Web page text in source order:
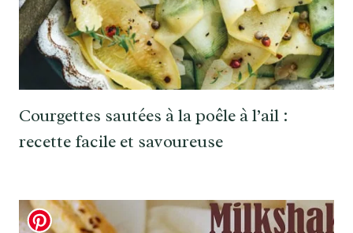
Courgettes sautées à la poêle à l’ail :
recette facile et savoureuse